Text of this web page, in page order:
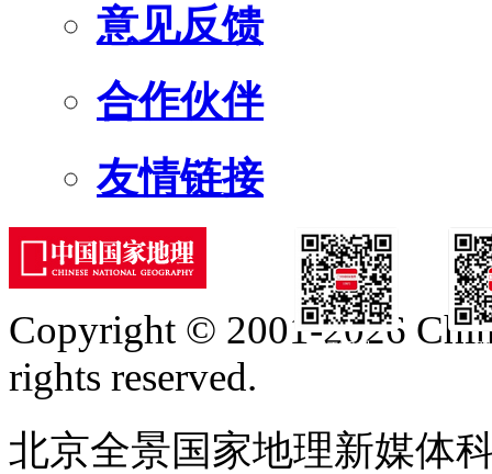
意见反馈
合作伙伴
友情链接
订阅号
Copyright © 2001-2026
rights reserved.
北京全景国家地理新媒体